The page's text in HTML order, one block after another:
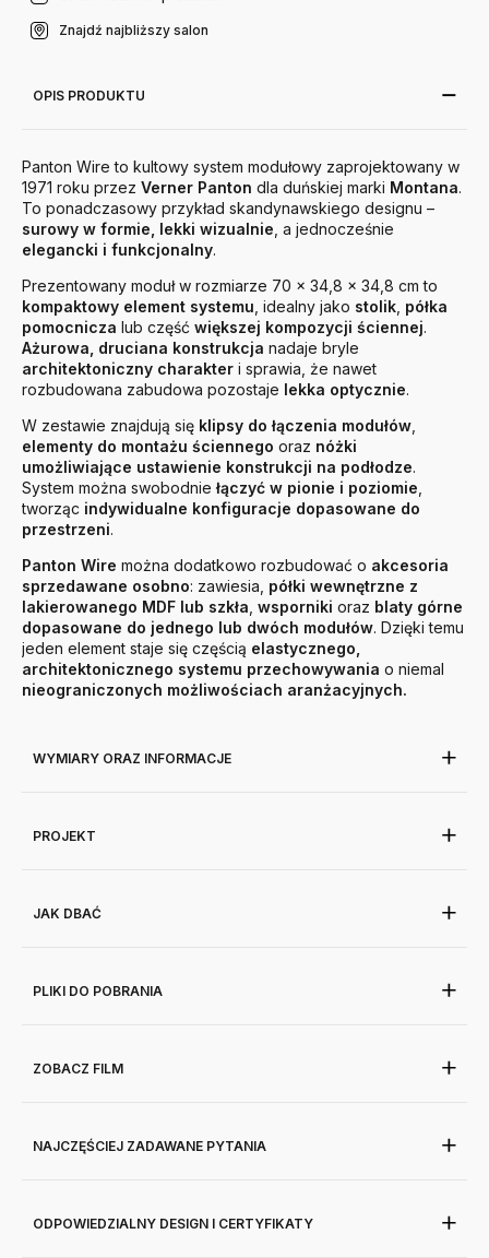
Znajdź najbliższy salon
OPIS PRODUKTU
Panton Wire to kultowy system modułowy zaprojektowany w
1971 roku przez Verner Panton dla duńskiej marki Montana.
To ponadczasowy przykład skandynawskiego designu –
surowy w formie, lekki wizualnie , a jednocześnie
elegancki i funkcjonalny.
Prezentowany moduł w rozmiarze 70 × 34,8 × 34,8 cm to
kompaktowy element systemu , idealny jako stolik półka
pomocnicza lub część większej kompozycji ściennej.
Ażurowa, druciana konstrukcja nadaje bryle
architektoniczny charakter i sprawia, że nawet
rozbudowana zabudowa pozostaje lekka optycznie.
W zestawie znajdują się klipsy do łączenia modułów
elementy do montażu ściennego oraz nóżki
umożliwiające ustawienie konstrukcji na podłodze.
System można swobodnie łączyć w pionie i poziomie
tworząc indywidualne konfiguracje dopasowane do
przestrzeni.
Panton Wire można dodatkowo rozbudować o akcesoria
sprzedawane osobno: zawiesia, półki wewnętrzne z
lakierowanego MDF lub szkła wsporniki oraz blaty górne
dopasowane do jednego lub dwóch modułów. Dzięki temu
jeden element staje się częścią elastycznego,
architektonicznego systemu przechowywania o niemal
nieograniczonych możliwościach aranżacyjnych.
WYMIARY ORAZ INFORMACJE
PROJEKT
JAK DBAĆ
PLIKI DO POBRANIA
ZOBACZ FILM
NAJCZĘŚCIEJ ZADAWANE PYTANIA
ODPOWIEDZIALNY DESIGN I CERTYFIKATY